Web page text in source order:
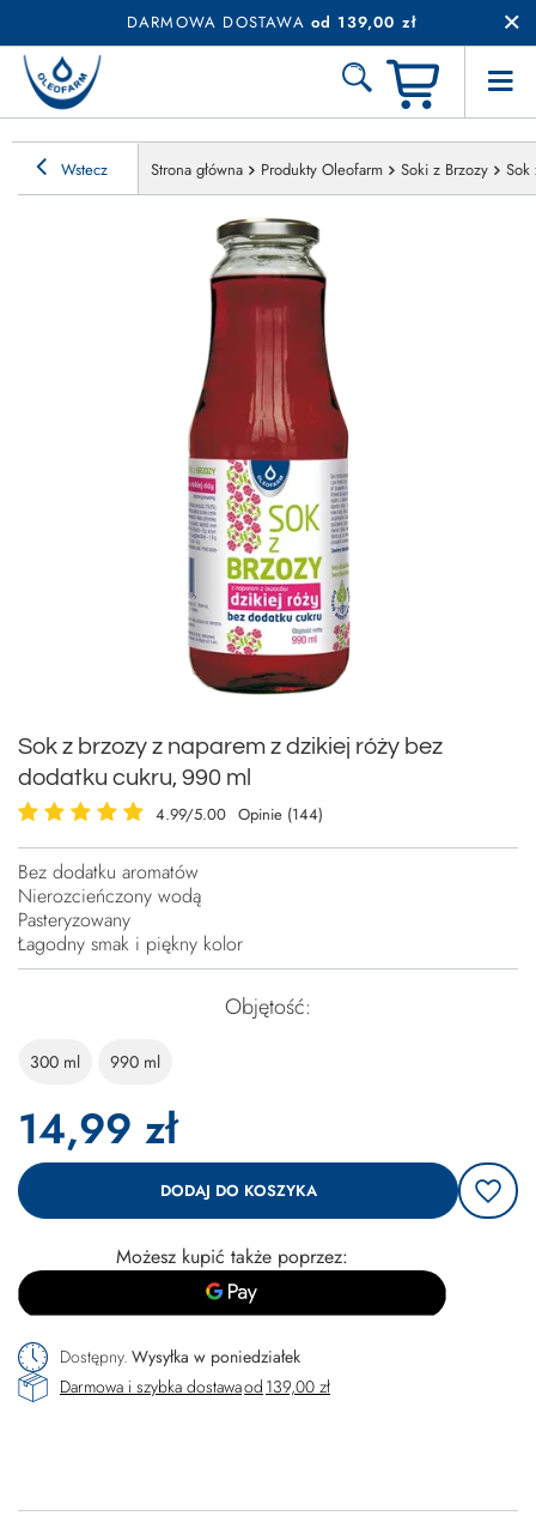
DARMOWA DOSTAWA od 139,00 zł
Wstecz Strona główna Produkty Oleofarm Soki z Brzozy Sok
Sok z brzozy z naparem z dzikiej róży bez
dodatku cukru, 990 ml
4.99/5.00 Opinie (144)
Bez dodatku aromatów
Nierozcieńczony wodą
Pasteryzowany
Łagodny smak i piękny kolor
Objętość
300 ml 990 ml
14,99 zł
DODAJ DO KOSZYKA
Możesz kupić także poprzez:
Dostępny Wysyłka w poniedziałek
Darmowa i szybka dostawaod 139,00 zł